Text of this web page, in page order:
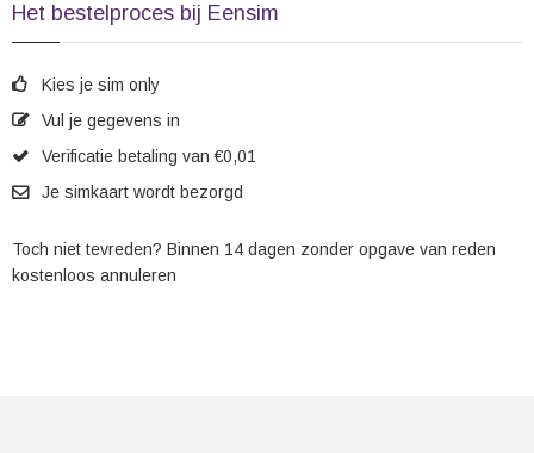
Het bestelproces bij Eensim
Kies je sim only
Vul je gegevens in
Verificatie betaling van €0,01
Je simkaart wordt bezorgd
Toch niet tevreden? Binnen 14 dagen zonder opgave van reden
kostenloos annuleren